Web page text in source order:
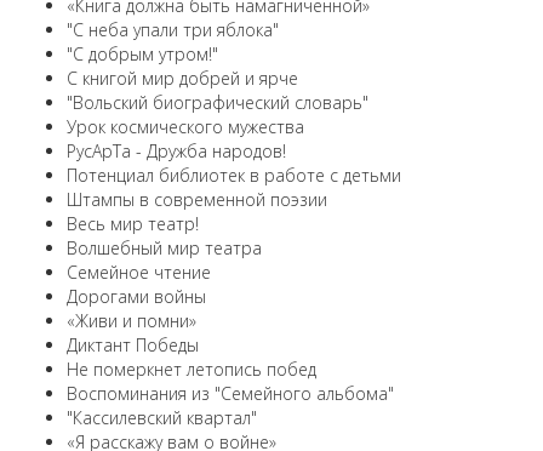
«Книга должна быть намагниченной»
"С неба упали три яблока"
"С добрым утром!"
С книгой мир добрей и ярче
"Вольский биографический словарь"
Урок космического мужества
РусАрТа - Дружба народов!
Потенциал библиотек в работе с детьми
Штампы в современной поэзии
Весь мир театр!
Волшебный мир театра
Семейное чтение
Дорогами войны
«Живи и помни»
Диктант Победы
Не померкнет летопись побед
Воспоминания из "Семейного альбома"
"Кассилевский квартал"
«Я расскажу вам о войне»